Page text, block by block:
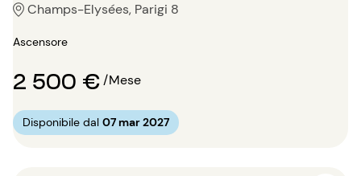
Champs-Elysées, Parigi 8
Ascensore
2 500 €/Mese
Disponibile dal 07 mar 2027